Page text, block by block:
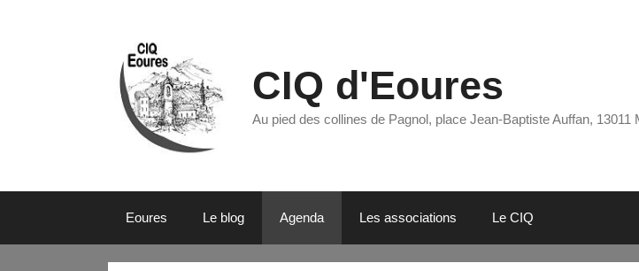
CIQ d'Eoures
Au pied des collines de Pagnol, place Jean-Baptiste Auffan, 13011
Eoures Le blog Agenda Les associations Le CIQ